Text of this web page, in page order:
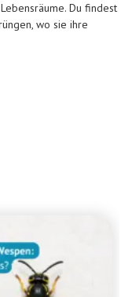
Du findest
wo sie ihre